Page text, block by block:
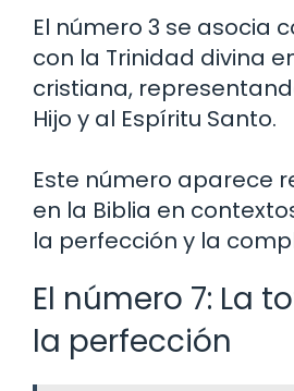
El número 3 se asocia
con la Trinidad divina
cristiana,
Hijo y al Espíritu Santo.
Este número aparece
en la Biblia en
la perfección y la
El número 7: La
la perfección